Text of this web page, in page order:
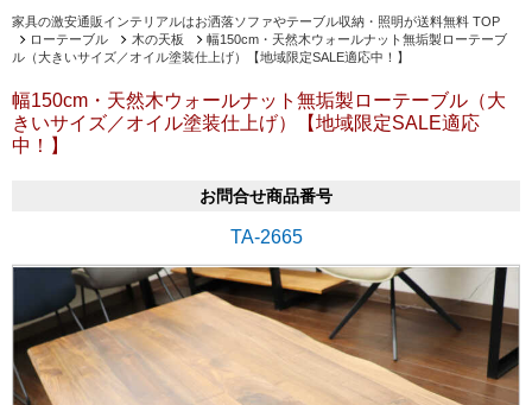
家具の激安通販インテリアルはお洒落ソファやテーブル収納・照明が送料無料 TOP
ローテーブル
木の天板
幅150cm・天然木ウォールナット無垢製ローテーブ
ル（大きいサイズ／オイル塗装仕上げ）【地域限定SALE適応中！】
幅150cm・天然木ウォールナット無垢製ローテーブル（大
きいサイズ／オイル塗装仕上げ）【地域限定SALE適応
中！】
お問合せ商品番号
TA-2665